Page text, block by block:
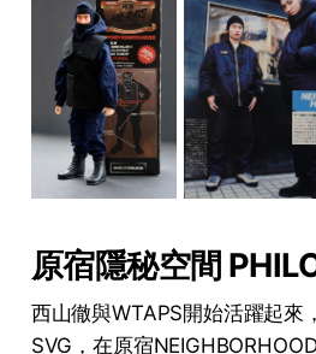
原宿隱秘空間
西山徹與WTAPS開始活躍起來
SVG，在原宿